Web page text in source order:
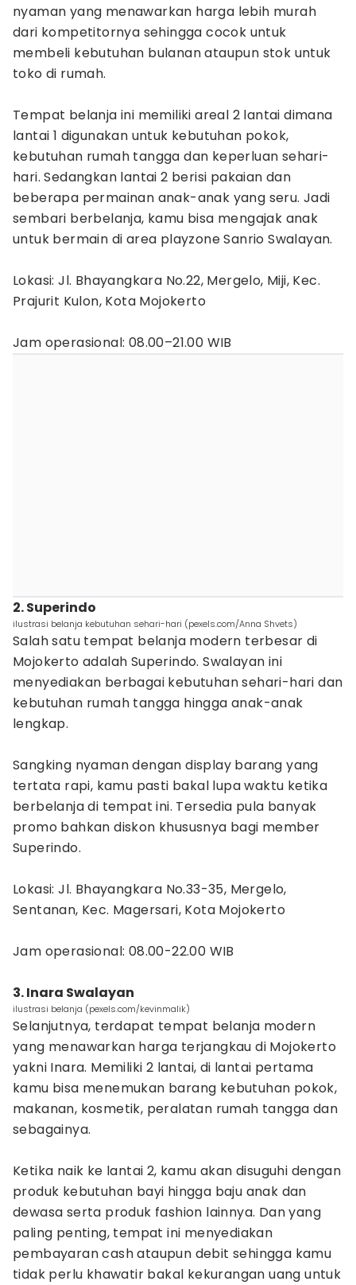
nyaman yang menawarkan harga lebih murah
dari kompetitornya sehingga cocok untuk
membeli kebutuhan bulanan ataupun stok untuk
toko di rumah.
Tempat belanja ini memiliki areal 2 lantai dimana
lantai 1 digunakan untuk kebutuhan pokok,
kebutuhan rumah tangga dan keperluan sehari-
hari. Sedangkan lantai 2 berisi pakaian dan
beberapa permainan anak-anak yang seru. Jadi
sembari berbelanja, kamu bisa mengajak anak
untuk bermain di area playzone Sanrio Swalayan.
Lokasi: Jl. Bhayangkara No.22, Mergelo, Miji, Kec.
Prajurit Kulon, Kota Mojokerto
Jam operasional: 08.00–21.00 WIB
2. Superindo
ilustrasi belanja kebutuhan sehari-hari (pexels.com/Anna Shvets)
Salah satu tempat belanja modern terbesar di
Mojokerto adalah Superindo. Swalayan ini
menyediakan berbagai kebutuhan sehari-hari dan
kebutuhan rumah tangga hingga anak-anak
lengkap.
Sangking nyaman dengan display barang yang
tertata rapi, kamu pasti bakal lupa waktu ketika
berbelanja di tempat ini. Tersedia pula banyak
promo bahkan diskon khususnya bagi member
Superindo.
Lokasi: Jl. Bhayangkara No.33-35, Mergelo,
Sentanan, Kec. Magersari, Kota Mojokerto
Jam operasional: 08.00-22.00 WIB
3. Inara Swalayan
ilustrasi belanja (pexels.com/kevinmalik)
Selanjutnya, terdapat tempat belanja modern
yang menawarkan harga terjangkau di Mojokerto
yakni Inara. Memiliki 2 lantai, di lantai pertama
kamu bisa menemukan barang kebutuhan pokok,
makanan, kosmetik, peralatan rumah tangga dan
sebagainya.
Ketika naik ke lantai 2, kamu akan disuguhi dengan
produk kebutuhan bayi hingga baju anak dan
dewasa serta produk fashion lainnya. Dan yang
paling penting, tempat ini menyediakan
pembayaran cash ataupun debit sehingga kamu
tidak perlu khawatir bakal kekurangan uang untuk